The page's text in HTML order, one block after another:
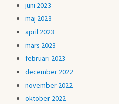
juni 2023
maj 2023
april 2023
mars 2023
februari 2023
december 2022
november 2022
oktober 2022